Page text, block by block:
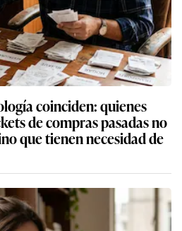
coinciden: quienes
de compras pasadas no
que tienen necesidad de